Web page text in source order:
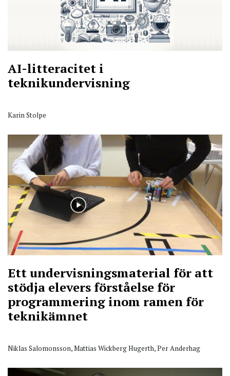
AI-litteracitet i
teknikundervisning
Karin Stolpe
Ett undervisningsmaterial för att
stödja elevers förståelse för
programmering inom ramen för
teknikämnet
Niklas Salomonsson, Mattias Wickberg Hugerth, Per Anderhag